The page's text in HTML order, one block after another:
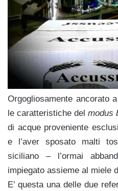
Orgogliosamente ancorato
le caratteristiche del modus
di acque proveniente
e l’aver sposato malti
siciliano – l’ormai
impiegato assieme al miele
E’ questa una delle due